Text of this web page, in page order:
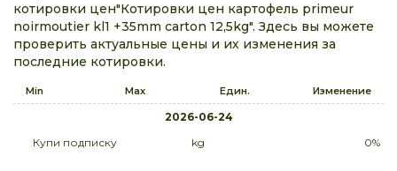
котировки цен"Котировки цен картофель primeur
noirmoutier kl1 +35mm carton 12,5kg". Здесь вы можете
проверить актуальные цены и их изменения за
последние котировки.
Min Max Един. Изменение
2026-06-24
Купи подписку
kg 0%